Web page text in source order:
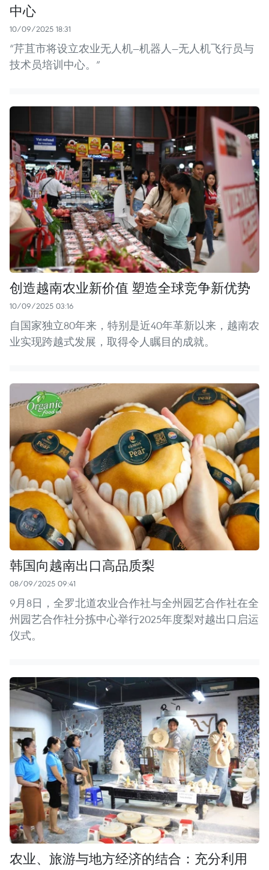
中心
10/09/2025 18:31
“芹苴市将设立农业无人机—机器人—无人机飞行员与
技术员培训中心。”
创造越南农业新价值 塑造全球竞争新优势
10/09/2025 03:16
自国家独立80年来，特别是近40年革新以来，越南农
业实现跨越式发展，取得令人瞩目的成就。
韩国向越南出口高品质梨
08/09/2025 09:41
9月8日，全罗北道农业合作社与全州园艺合作社在全
州园艺合作社分拣中心举行2025年度梨对越出口启运
仪式。
农业、旅游与地方经济的结合：充分利用